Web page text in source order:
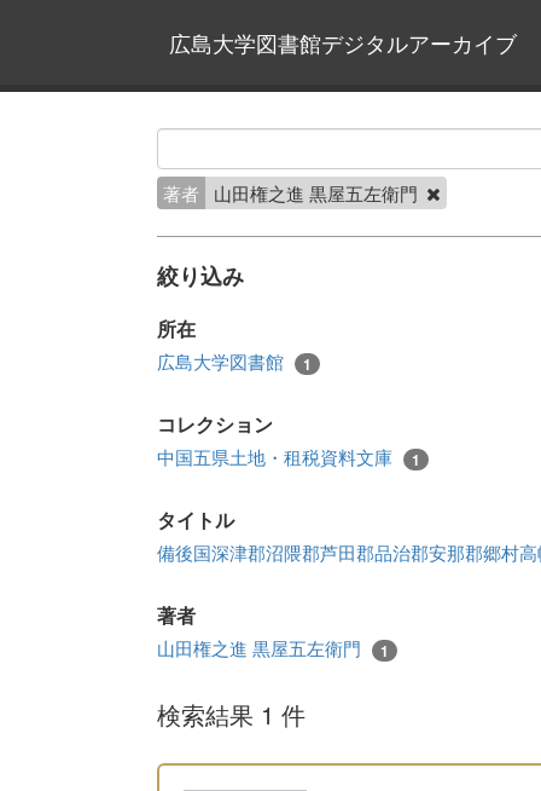
広島大学図書館デジタルアーカイブ
著者 山田権之進 黒屋五左衛門
絞り込み
所在
広島大学図書館 1
コレクション
中国五県土地・租税資料文庫 1
タイトル
備後国深津郡沼隈郡芦田郡品治郡安那郡郷村
著者
山田権之進 黒屋五左衛門 1
検索結果 1 件